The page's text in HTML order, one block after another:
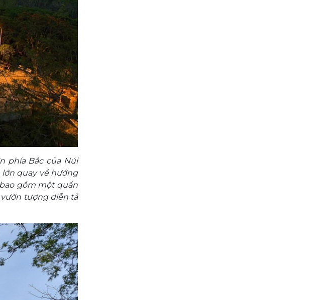
phía Bắc của Núi
lớn quay về hướng
gồm một quần
vườn tượng diễn tả